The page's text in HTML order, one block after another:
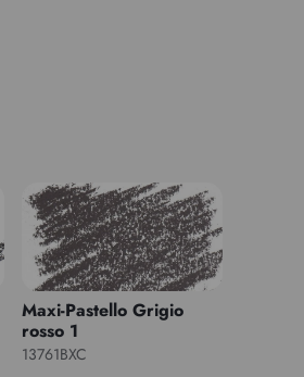
Maxi-Pastello Grigio
rosso 1
13761BXC